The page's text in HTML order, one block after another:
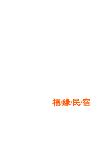
福/緣/民/宿